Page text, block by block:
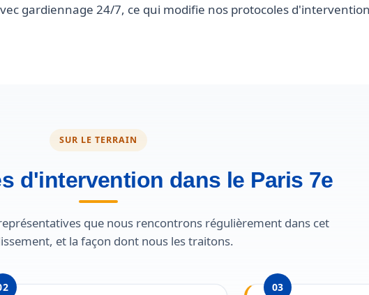
gardiennage 24/7, ce qui modifie nos protocoles
SUR LE TERRAIN
d'intervention dans le Paris 7e
que nous rencontrons régulièrement dans cet
et la façon dont nous les traitons.
03